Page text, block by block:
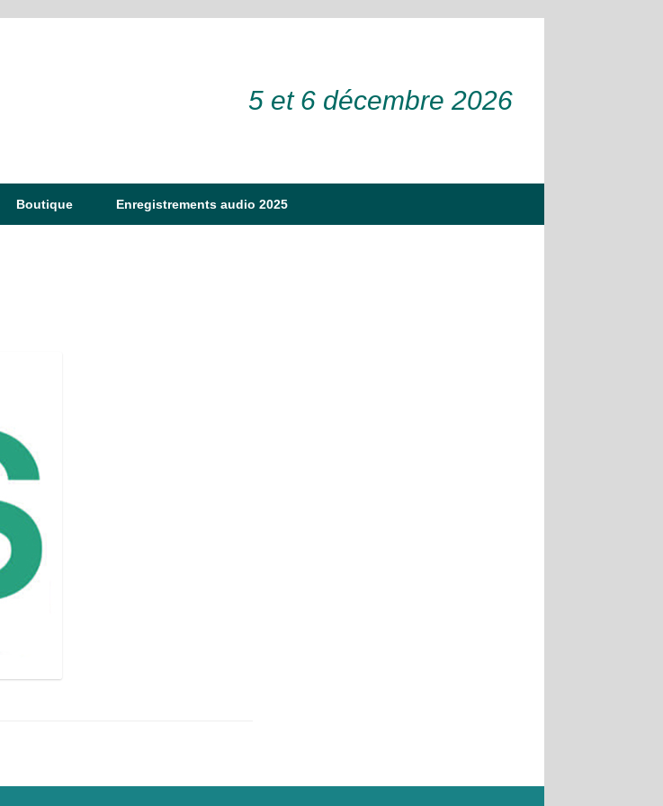
5 et 6 décembre 2026
Boutique Enregistrements audio 2025